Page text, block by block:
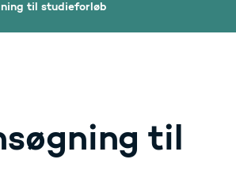
til studieforløb
til